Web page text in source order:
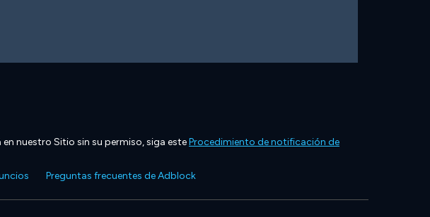
nuestro Sitio sin su permiso, siga esteProcedimiento de notificación de
Preguntas frecuentes de Adblock